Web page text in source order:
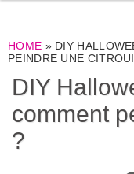
HOME » DIY
PEINDRE UNE
DIY
comment
?